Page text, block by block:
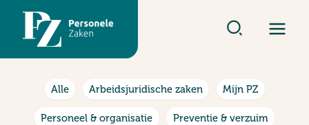
inhoud
Alle Arbeidsjuridische zaken Mijn PZ
Personeel & organisatie Preventie & verzuim